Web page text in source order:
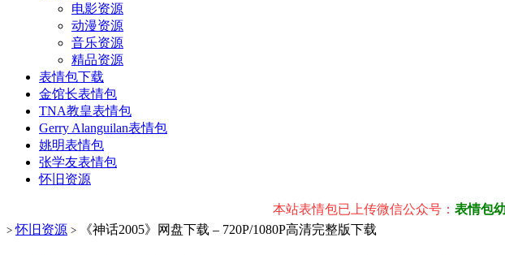
电影资源
动漫资源
音乐资源
精品资源
表情包下载
金馆长表情包
TNA教皇表情包
Gerry Alanguilan表情包
姚明表情包
张学友表情包
怀旧资源
本站表情包已上传微信公众号：表情包幼稚园
> 怀旧资源 > 《神话2005》网盘下载 – 720P/1080P高清完整版下载